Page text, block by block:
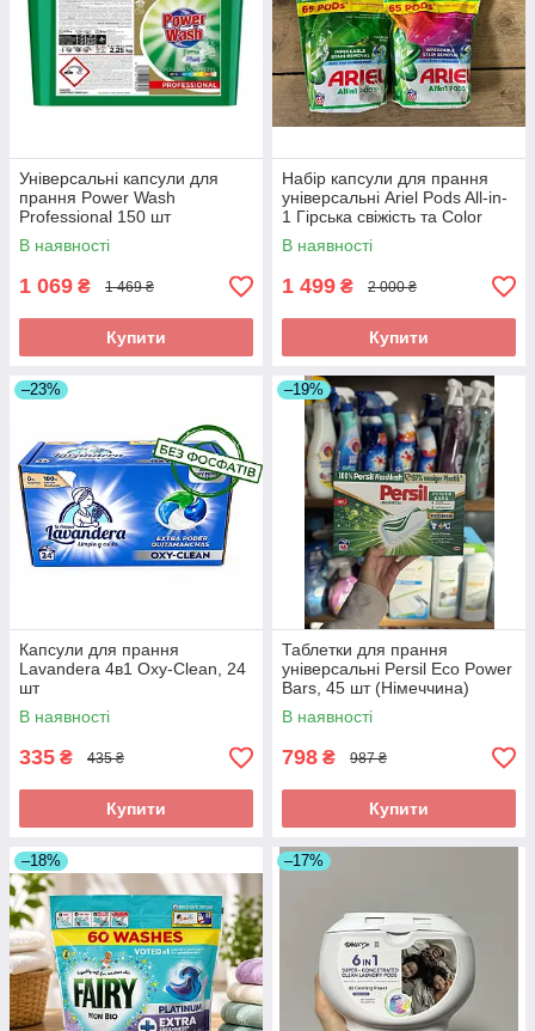
Універсальні капсули для
прання Power Wash
Professional 150 шт
В наявності
1 069 ₴ 1 469 ₴
Купити
Набір капсули для прання
універсальні Ariel Pods All-in-
1 Гірська свіжість та Color
130шт (2*65)
В наявності
1 499 ₴ 2 000 ₴
Купити
–23%
Капсули для прання
Lavandera 4в1 Oxy-Clean, 24
шт
В наявності
335 ₴ 435 ₴
Купити
–19%
Таблетки для прання
універсальні Persil Eco Power
Bars, 45 шт (Німеччина)
В наявності
798 ₴ 987 ₴
Купити
–18% –17%